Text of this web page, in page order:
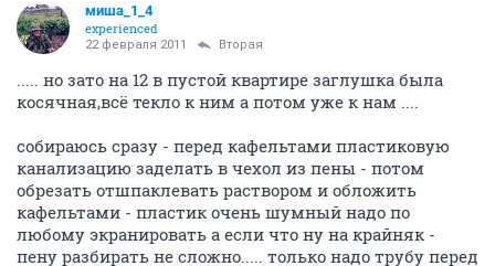
миша_1_4
experienced
22 февраля 2011 Вторая
..... но зато на 12 в пустой квартире заглушка была
косячная,всё текло к ним а потом уже к нам ....
собираюсь сразу - перед кафельтами пластиковую
канализацию заделать в чехол из пены - потом
обрезать отшпаклевать раствором и обложить
кафельтами - пластик очень шумный надо по
любому экранировать а если что ну на крайняк -
пену разбирать не сложно..... только надо трубу перед